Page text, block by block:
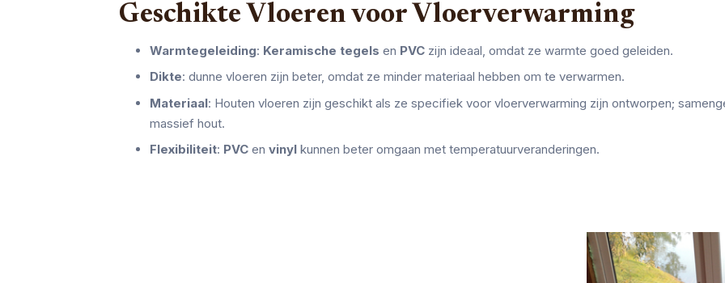
Geschikte Vloeren voor Vloerverwarming
Warmtegeleiding: Keramische tegels en PVCzijn ideaal, omdat ze warmte goed geleiden.
Dikte: dunne vloeren zijn beter, omdat ze minder materiaal hebben om te verwarmen.
Materiaal: Houten vloeren zijn geschikt als ze specifiek voor vloerverwarming zijn ontworpen;
massief hout.
Flexibiliteit: PVCen vinylkunnen beter omgaan met temperatuurveranderingen.